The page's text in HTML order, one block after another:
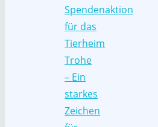
Spendenaktion
für das
Tierheim
Trohe
– Ein
starkes
Zeichen